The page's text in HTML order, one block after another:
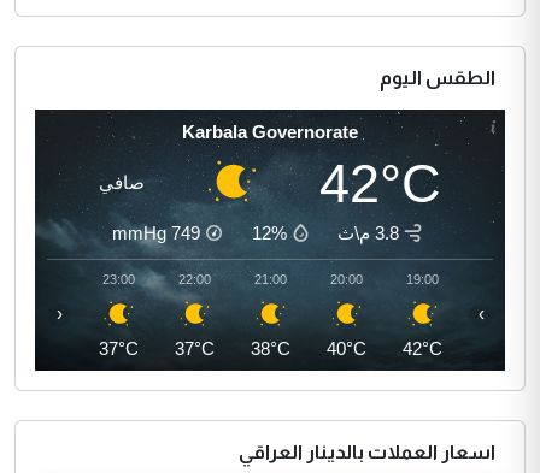
الطقس اليوم
Karbala Governorate
42°C صافي
3.8 م\ث 12%
749
mmHg
19:00
42°C
20:00
40°C
21:00
38°C
22:00
37°C
23:00
37°C
‹ ›
اسعار العملات بالدينار العراقي